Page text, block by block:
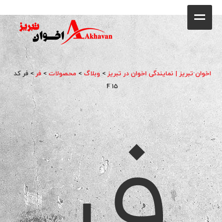
فروشگاه
محصولات
جشنواره فروش ویژه
کاتالوگ
گالری
وبلاگ
تماس با ما
اخوان تبریز | نمایندگی اخوان در تبریز>وبلاگ > محصولات>فر>فر کد
F 15